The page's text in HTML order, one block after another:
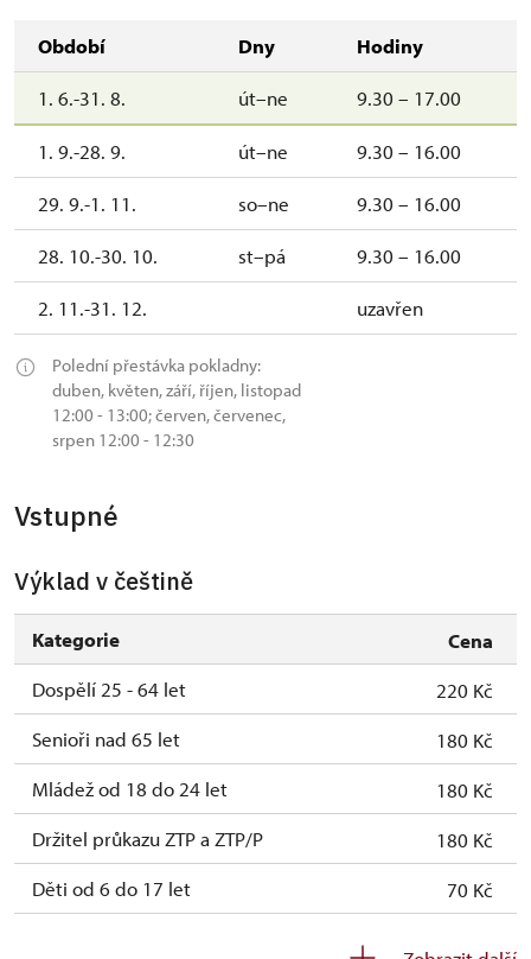
Období Dny Hodiny
1. 6.-31. 8. út–ne 9.30 – 17.00
1. 9.-28. 9. út–ne 9.30 – 16.00
29. 9.-1. 11. so–ne 9.30 – 16.00
28. 10.-30. 10. st–pá 9.30 – 16.00
2. 11.-31. 12. uzavřen
Polední přestávka pokladny:
duben, květen, září, říjen, listopad
12:00 - 13:00; červen, červenec,
srpen 12:00 - 12:30
Vstupné
Výklad v češtině
Kategorie
Cena
Dospělí 25 - 64 let
220 Kč
Senioři nad 65 let
180 Kč
Mládež od 18 do 24 let
180 Kč
Držitel průkazu ZTP a ZTP/P
180 Kč
Děti od 6 do 17 let
70 Kč